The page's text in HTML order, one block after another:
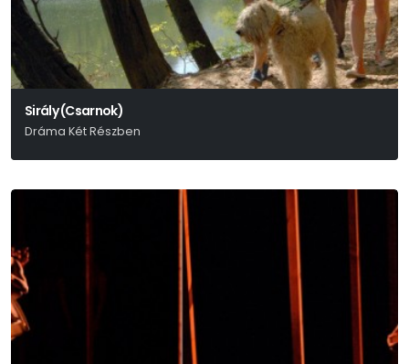
Sirály (Csarnok)
Dráma Két Részben